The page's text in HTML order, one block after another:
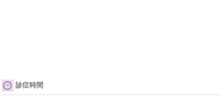
診症時間